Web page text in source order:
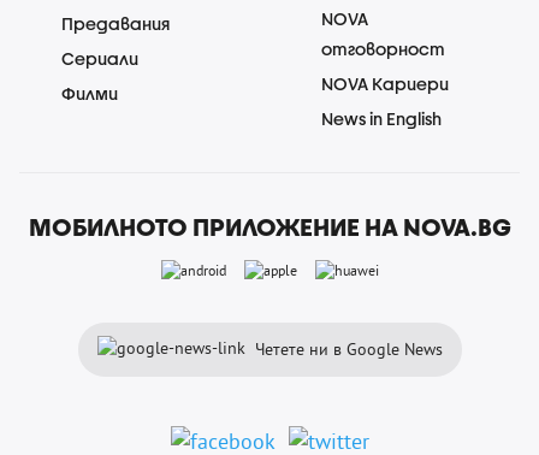
Предавания
Сериали
Филми
NOVA
отговорност
NOVA Кариери
News in English
МОБИЛНОТО ПРИЛОЖЕНИЕ НА NOVA.BG
Четете ни в Google News